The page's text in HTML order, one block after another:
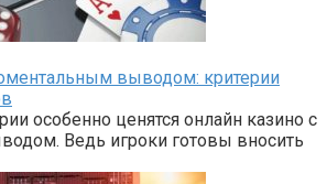
выводом: критерии
особенно ценятся онлайн казино с
Ведь игроки готовы вносить